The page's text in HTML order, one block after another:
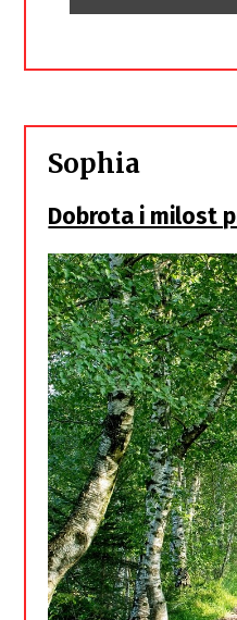
Sophia
Dobrota i milost